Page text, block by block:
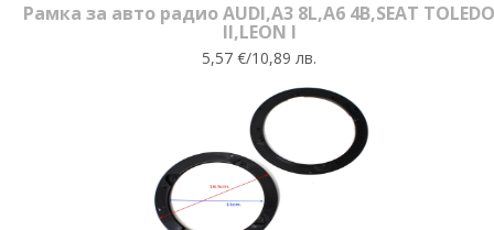
Рамка за авто радио AUDI,A3 8L,A6 4B,SEAT TOLEDO
II,LEON I
5,57 €/10,89 лв.